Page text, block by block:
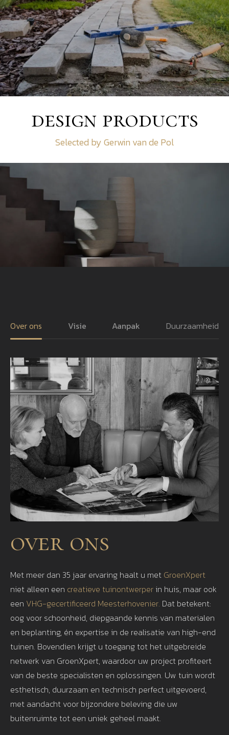
design products
Selected by Gerwin van de Pol
Over ons Visie Aanpak Duurzaamheid
over ons
Met meer dan 35 jaar ervaring haalt u met GroenXpert
niet alleen een creatieve tuinontwerper in huis, maar ook
een VHG-gecertificeerd Meesterhovenier. Dat betekent:
oog voor schoonheid, diepgaande kennis van materialen
en beplanting, én expertise in de realisatie van high-end
tuinen. Bovendien krijgt u toegang tot het uitgebreide
netwerk van GroenXpert, waardoor uw project profiteert
van de beste specialisten en oplossingen. Uw tuin wordt
esthetisch, duurzaam en technisch perfect uitgevoerd,
met aandacht voor bijzondere beleving die uw
buitenruimte tot een uniek geheel maakt.